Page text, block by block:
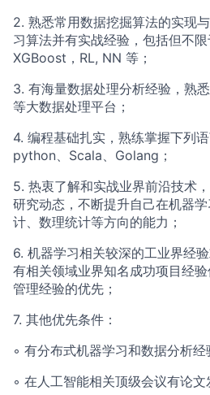
2. 熟悉常用数据挖掘算法的实现
习算法并有实战经验，包括但不限
XGBoost，RL, NN 等；
3. 有海量数据处理分析经验，熟
等大数据处理平台；
4. 编程基础扎实，熟练掌握下列
python、Scala、Golang；
5. 热衷了解和实战业界前沿技术
研究动态，不断提升自己在机器
计、数理统计等方向的能力；
6. 机器学习相关较深的工业界经
有相关领域业界知名成功项目经
管理经验的优先；
7. 其他优先条件：
◦ 有分布式机器学习和数据分析经
◦ 在人工智能相关顶级会议有论文